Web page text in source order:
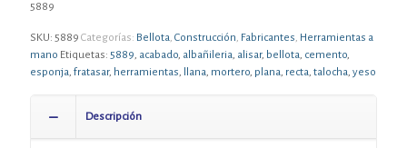
5889
SKU: 5889 Categorías: Bellota, Construcción, Fabricantes, Herramientas a
mano Etiquetas: 5889, acabado, albañileria, alisar, bellota, cemento,
esponja, fratasar, herramientas, llana, mortero, plana, recta, talocha, yeso
Descripción